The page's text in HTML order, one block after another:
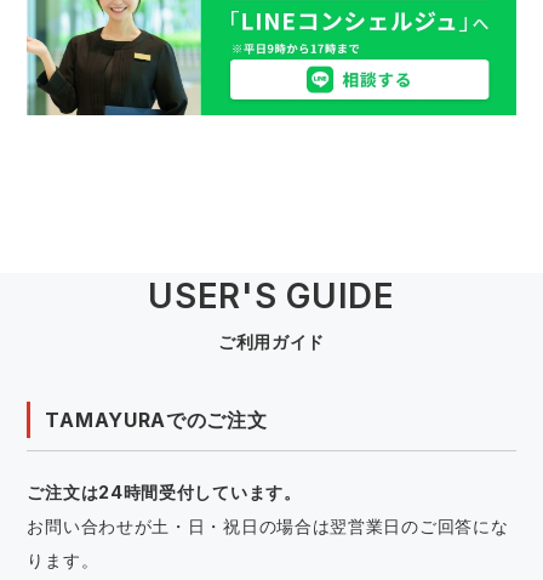
USER'S GUIDE
ご利用ガイド
TAMAYURAでのご注文
ご注文は24時間受付しています。
お問い合わせが土・日・祝日の場合は翌営業日のご回答にな
ります。